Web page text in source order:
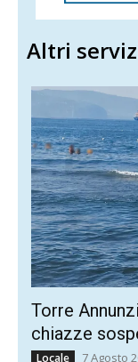
Altri
Torre
chiazze
Locale 7 Agosto